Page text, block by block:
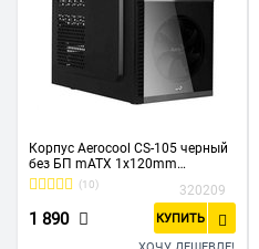
Корпус Aerocool CS-105 черный
без БП mATX 1x120mm
1xUSB2.0 1xUSB3.0 audio
(10) 320209
1 890 КУПИТЬ